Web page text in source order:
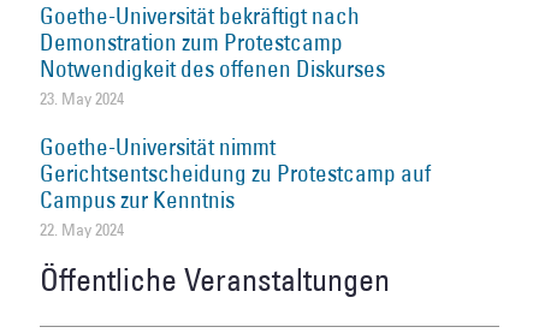
Goethe-Universität bekräftigt nach
Demonstration zum Protestcamp
Notwendigkeit des offenen Diskurses
23. May 2024
Goethe-Universität nimmt
Gerichtsentscheidung zu Protestcamp auf
Campus zur Kenntnis
22. May 2024
Öffentliche Veranstaltungen